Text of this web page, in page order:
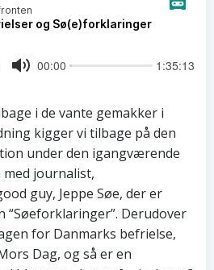
i de vante gemakker i
kigger vi tilbage på den
under den igangværende
journalist,
guy, Jeppe Søe, der er
“Søeforklaringer”. Derudover
for Danmarks befrielse,
Dag, og så er en